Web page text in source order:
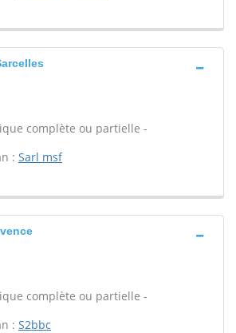
complète ou partielle -
: Sarl msf
complète ou partielle -
: S2bbc